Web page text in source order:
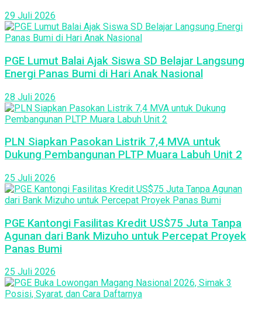
29 Juli 2026
PGE Lumut Balai Ajak Siswa SD Belajar Langsung
Energi Panas Bumi di Hari Anak Nasional
28 Juli 2026
PLN Siapkan Pasokan Listrik 7,4 MVA untuk
Dukung Pembangunan PLTP Muara Labuh Unit 2
25 Juli 2026
PGE Kantongi Fasilitas Kredit US$75 Juta Tanpa
Agunan dari Bank Mizuho untuk Percepat Proyek
Panas Bumi
25 Juli 2026